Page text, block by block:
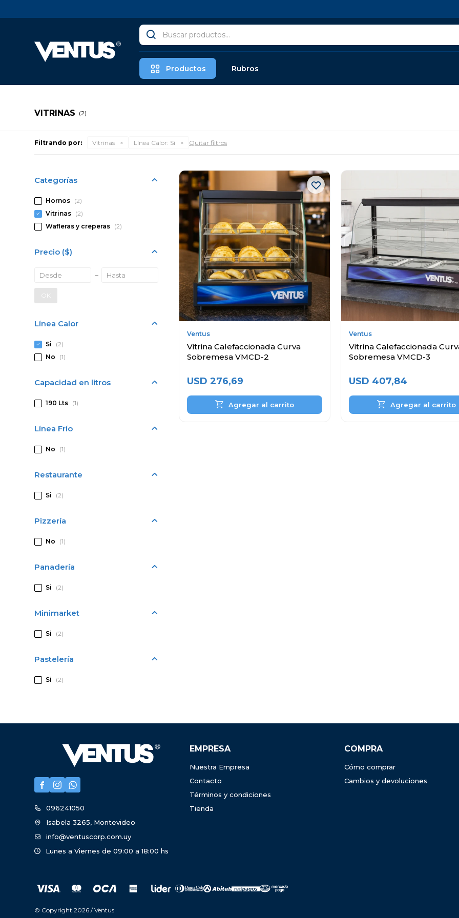
Productos Rubros
VITRINAS (2)
Filtrando por: Vitrinas Línea Calor: Si Quitar filtros
Ventus
Vitrina Calefaccionada Curva
Sobremesa VMCD-2
USD 276,69
Ventus
Vitrina Calefaccionada
Sobremesa VMCD-3
USD 407,84
Categorías
Hornos (2)
Vitrinas (2)
Wafleras y creperas (2)
Precio ($)
OK
Línea Calor
Si
(2)
No
(1)
Capacidad en litros
190 Lts (1)
Línea Frío
No (1)
Restaurante
Si (2)
Pizzería
No (1)
Panadería
Si (2)
Minimarket
Si (2)
Pastelería
Si (2)
  
096241050
Isabela 3265, Montevideo
info@ventuscorp.com.uy
Lunes a Viernes de 09:00 a 18:00 hs
EMPRESA
Nuestra Empresa
Contacto
Términos y condiciones
Tienda
COMPRA
Cómo comprar
Cambios y devoluciones
© Copyright 2026 / Ventus